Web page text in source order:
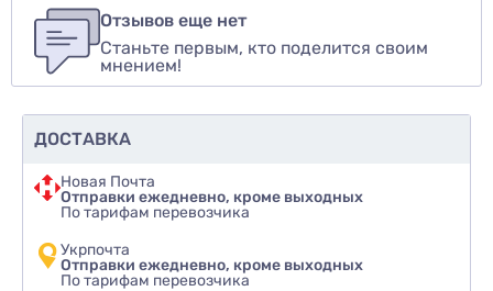
авторизуйтесь иливойдите
Оценить товар
Отзывов еще нет
Станьте первым, кто поделится своим
мнением!
ДОСТАВКА
Новая Почта
Отправки ежедневно, кроме выходных
По тарифам перевозчика
Укрпочта
Отправки ежедневно, кроме выходных
По тарифам перевозчика